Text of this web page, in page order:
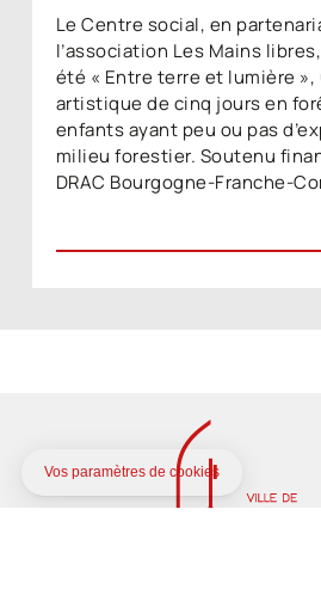
Le Centre social, en
l’association Les Mains
été « Entre terre et lumière »,
artistique de cinq jours en
enfants ayant peu ou pas
milieu forestier. Soutenu
DRAC Bourgogne-Franche-